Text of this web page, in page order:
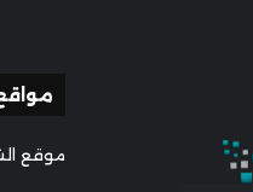
موقع